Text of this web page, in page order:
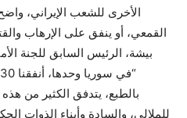
الأخرى للشعب الإيراني،
القمعي، أو ينفق على الإرهاب
بيشة، الرئيس السابق للجنة
بالطبع، يتدفق الكثير من
للملالي، والسادة وأبناء الذوات